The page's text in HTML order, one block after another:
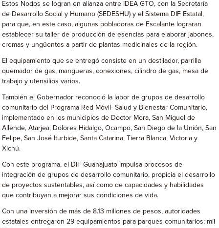
Estos Nodos se logran en alianza entre IDEA GTO, con la Secretaría
de Desarrollo Social y Humano (SEDESHU) y el Sistema DIF Estatal,
para que, en este caso, algunas pobladoras de Escalante lograran
establecer su taller de producción de esencias para elaborar jabones,
cremas y ungüentos a partir de plantas medicinales de la región.
El equipamiento que se entregó consiste en un destilador, parrilla
quemador de gas, mangueras, conexiones, cilindro de gas, mesa de
trabajo y utensilios varios.
También el Gobernador reconoció la labor de grupos de desarrollo
comunitario del Programa Red Móvil- Salud y Bienestar Comunitario,
implementado en los municipios de Doctor Mora, San Miguel de
Allende, Atarjea, Dolores Hidalgo, Ocampo, San Diego de la Unión, San
Felipe, San José Iturbide, Santa Catarina, Tierra Blanca, Victoria y
Xichú.
Con este programa, el DIF Guanajuato impulsa procesos de
integración de grupos de desarrollo comunitario, propicia el desarrollo
de proyectos sustentables, así como de capacidades y habilidades
que contribuyan a mejorar sus condiciones de vida.
Con una inversión de más de 8.13 millones de pesos, autoridades
estatales entregaron 29 equipamientos para parques comunitarios; mil